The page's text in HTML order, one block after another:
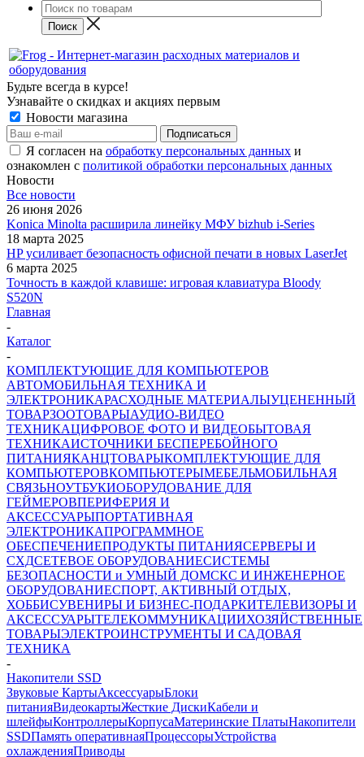
Будьте всегда в курсе!
Узнавайте о скидках и акциях первым
Новости магазина
Я согласен на обработку персональных данных и
ознакомлен с политикой обработки персональных данных
Новости
Все новости
26 июня 2026
Konica Minolta расширила линейку МФУ bizhub i-Series
18 марта 2025
HP усиливает безопасность офисной печати в новых LaserJet
6 марта 2025
Точность в каждой клавише: игровая клавиатура Bloody
S520N
Главная
-
Каталог
-
КОМПЛЕКТУЮЩИЕ ДЛЯ КОМПЬЮТЕРОВ
АВТОМОБИЛЬНАЯ ТЕХНИКА И
ЭЛЕКТРОНИКАРАСХОДНЫЕ МАТЕРИАЛЫУЦЕНЕННЫЙ
ТОВАРЗООТОВАРЫАУДИО-ВИДЕО
ТЕХНИКАЦИФРОВОЕ ФОТО И ВИДЕОБЫТОВАЯ
ТЕХНИКАИСТОЧНИКИ БЕСПЕРЕБОЙНОГО
ПИТАНИЯКАНЦТОВАРЫКОМПЛЕКТУЮЩИЕ ДЛЯ
КОМПЬЮТЕРОВКОМПЬЮТЕРЫМЕБЕЛЬМОБИЛЬНАЯ
СВЯЗЬНОУТБУКИОБОРУДОВАНИЕ ДЛЯ
ГЕЙМЕРОВПЕРИФЕРИЯ И
АКСЕССУАРЫПОРТАТИВНАЯ
ЭЛЕКТРОНИКАПРОГРАММНОЕ
ОБЕСПЕЧЕНИЕПРОДУКТЫ ПИТАНИЯСЕРВЕРЫ И
СХДСЕТЕВОЕ ОБОРУДОВАНИЕСИСТЕМЫ
БЕЗОПАСНОСТИ и УМНЫЙ ДОМСКС И ИНЖЕНЕРНОЕ
ОБОРУДОВАНИЕСПОРТ, АКТИВНЫЙ ОТДЫХ,
ХОББИСУВЕНИРЫ И БИЗНЕС-ПОДАРКИТЕЛЕВИЗОРЫ И
АКСЕССУАРЫТЕЛЕКОММУНИКАЦИИХОЗЯЙСТВЕННЫЕ
ТОВАРЫЭЛЕКТРОИНСТРУМЕНТЫ И САДОВАЯ
ТЕХНИКА
-
Накопители SSD
Звуковые КартыАксессуарыБлоки
питанияВидеокартыЖесткие ДискиКабели и
шлейфыКонтроллерыКорпусаМатеринские ПлатыНакопители
SSDПамять оперативнаяПроцессорыУстройства
охлажденияПриводы